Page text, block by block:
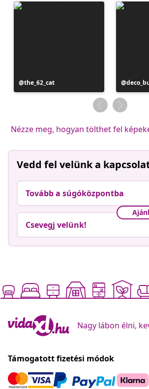
Bejegyzés
közzétevője
the_62_cat
Nézze meg, hogyan tölthet fel
Vedd fel velünk a
Tovább a súgóközpontba
Csevegj velünk!
Nagy lábon élni,
Támogatott fizetési módok